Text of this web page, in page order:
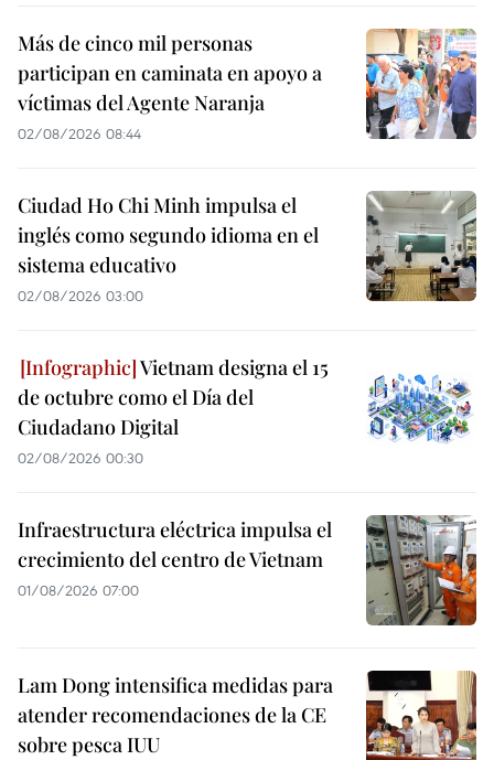
Más de cinco mil personas
participan en caminata en apoyo a
víctimas del Agente Naranja
02/08/2026 08:44
Ciudad Ho Chi Minh impulsa el
inglés como segundo idioma en el
sistema educativo
02/08/2026 03:00
Vietnam designa el 15
de octubre como el Día del
Ciudadano Digital
02/08/2026 00:30
Infraestructura eléctrica impulsa el
crecimiento del centro de Vietnam
01/08/2026 07:00
Lam Dong intensifica medidas para
atender recomendaciones de la CE
sobre pesca IUU